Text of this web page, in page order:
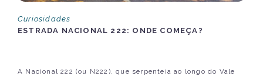
Curiosidades
ESTRADA NACIONAL 222: ONDE COMEÇA?
A Nacional 222 (ou N222), que serpenteia ao longo do Vale